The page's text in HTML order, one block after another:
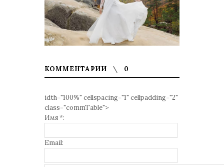
КОММЕНТАРИИ 0
idth="100%" cellspacing="1" cellpadding="2"
class="commTable">
Имя *:
Email: